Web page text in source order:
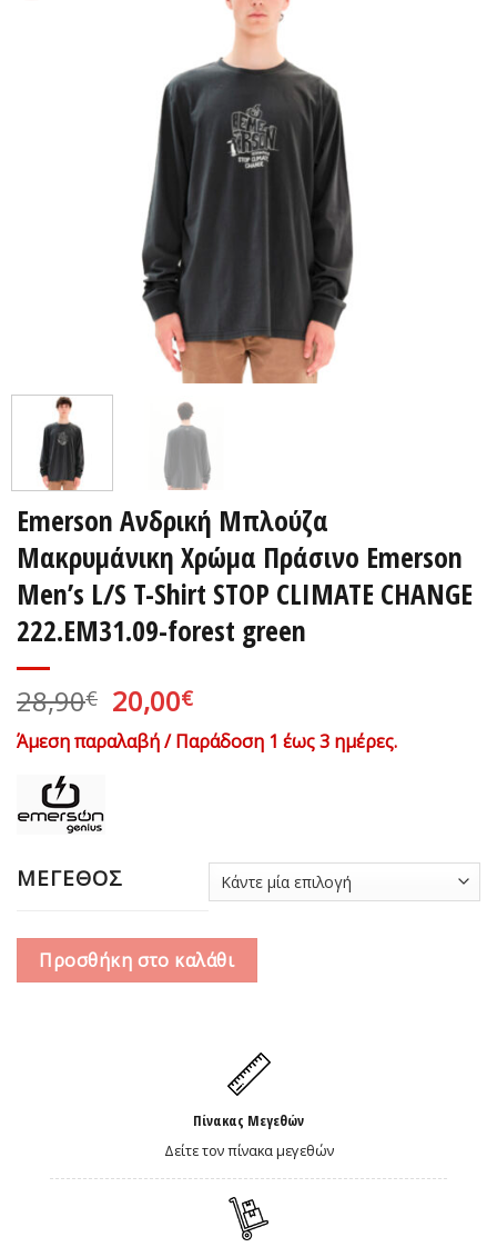
Emerson Ανδρική Μπλούζα
Μακρυμάνικη Χρώμα Πράσινο Emerson
Men’s L/S T-Shirt STOP CLIMATE CHANGE
222.EM31.09-forest green
28,90€ Original
price
was:
20,00€Η
τρέχουσα
τιμή
Άμεση παραλαβή / Παράδοση 1 έως 3 ημέρες.
ΜΕΓΕΘΟΣ
Προσθήκη στο καλάθι
Πίνακας Μεγεθών
Δείτε τον πίνακα μεγεθών